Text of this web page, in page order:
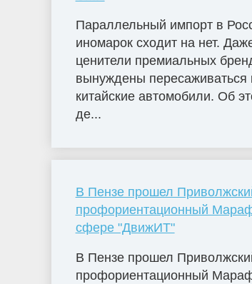
Параллельный импорт в
иномарок сходит на нет.
ценители премиальных
вынуждены пересаживаться
китайские автомобили. Об
де...
В Пензе прошел
профориентационный
сфере "ДвижИТ"
В Пензе прошел
профориентационный